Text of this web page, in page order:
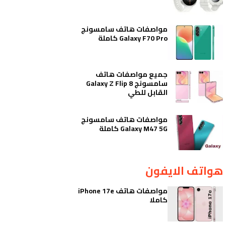
مواصفات هاتف سامسونج
Galaxy F70 Pro كاملة
جميع مواصفات هاتف
سامسونج Galaxy Z Flip 8
القابل للطي
مواصفات هاتف سامسونج
Galaxy M47 5G كاملة
هواتف الايفون
مواصفات هاتف iPhone 17e
كاملا